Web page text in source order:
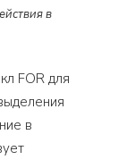
в
FOR для
в